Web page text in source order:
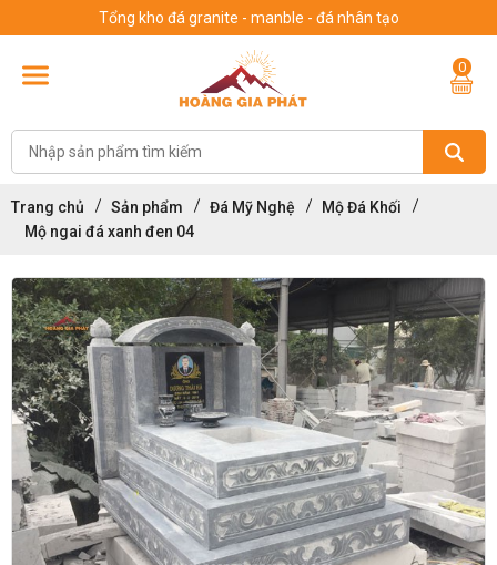
Tổng kho đá granite - manble - đá nhân tạo
0
Trang chủ Sản phẩm Đá Mỹ Nghệ
Mộ Đá Khối
Mộ ngai đá xanh đen 04